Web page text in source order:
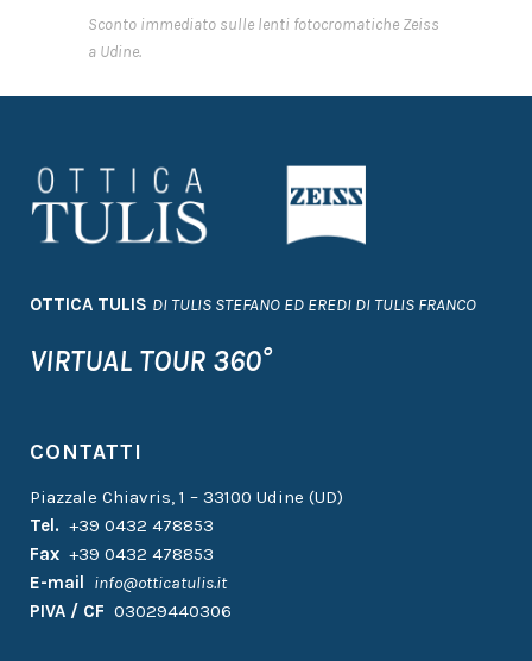
Sconto immediato sulle lenti fotocromatiche Zeiss
a Udine.
OTTICA TULIS DI TULIS STEFANO ED EREDI DI TULIS FRANCO
VIRTUAL TOUR 360°
CONTATTI
Piazzale Chiavris, 1 – 33100 Udine (UD)
Tel. +39 0432 478853
Fax +39 0432 478853
E-mail info@otticatulis.it
PIVA / CF 03029440306